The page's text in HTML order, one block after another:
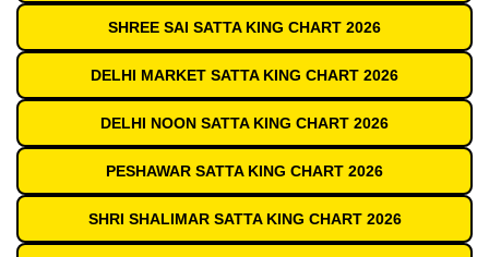
SHREE SAI SATTA KING CHART 2026
DELHI MARKET SATTA KING CHART 2026
DELHI NOON SATTA KING CHART 2026
PESHAWAR SATTA KING CHART 2026
SHRI SHALIMAR SATTA KING CHART 2026